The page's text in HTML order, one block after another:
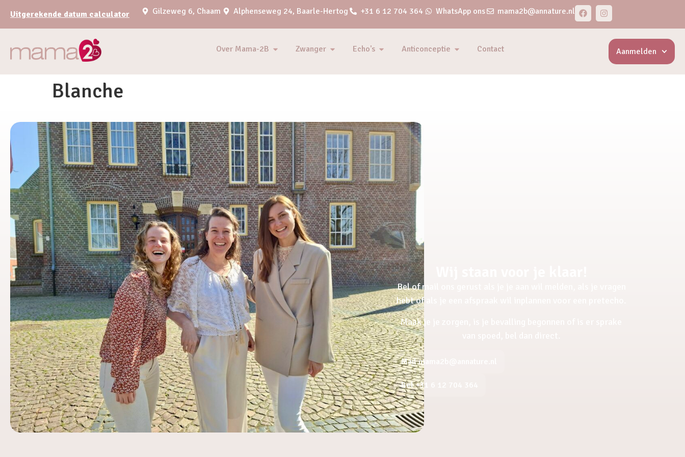
Uitgerekende datum calculator Gilzeweg 6, Chaam Alphenseweg 24, Baarle-Hertog +31 6 12 704 364 WhatsApp ons mama2b@annature.nl
Over Mama-2B Zwanger Echo's Anticonceptie Contact Aanmelden
Blanche
Bel of mail ons gerust als je je aan wil melden, als je vragen
hebt of als je een afspraak wil inplannen voor een pretecho.
Maak je je zorgen, is je bevalling begonnen of is er sprake
Mail mama2b@annature.nl
Bel +31 6 12 704 364